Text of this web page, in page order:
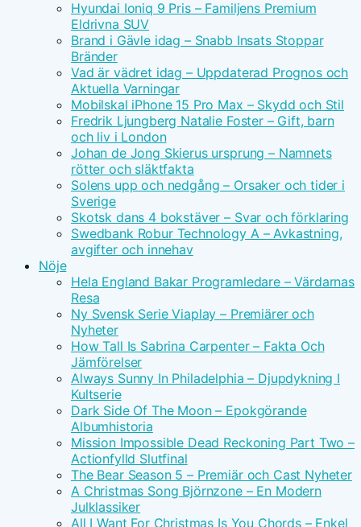
Hyundai Ioniq 9 Pris – Familjens Premium
Eldrivna SUV
Brand i Gävle idag – Snabb Insats Stoppar
Bränder
Vad är vädret idag – Uppdaterad Prognos och
Aktuella Varningar
Mobilskal iPhone 15 Pro Max – Skydd och Stil
Fredrik Ljungberg Natalie Foster – Gift, barn
och liv i London
Johan de Jong Skierus ursprung – Namnets
rötter och släktfakta
Solens upp och nedgång – Orsaker och tider i
Sverige
Skotsk dans 4 bokstäver – Svar och förklaring
Swedbank Robur Technology A – Avkastning,
avgifter och innehav
Nöje
Hela England Bakar Programledare – Värdarnas
Resa
Ny Svensk Serie Viaplay – Premiärer och
Nyheter
How Tall Is Sabrina Carpenter – Fakta Och
Jämförelser
Always Sunny In Philadelphia – Djupdykning I
Kultserie
Dark Side Of The Moon – Epokgörande
Albumhistoria
Mission Impossible Dead Reckoning Part Two –
Actionfylld Slutfinal
The Bear Season 5 – Premiär och Cast Nyheter
A Christmas Song Björnzone – En Modern
Julklassiker
All I Want For Christmas Is You Chords – Enkel